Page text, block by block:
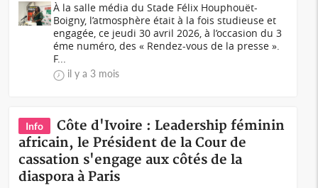
À la salle média du Stade Félix Houphouët-
Boigny, l’atmosphère était à la fois studieuse et
engagée, ce jeudi 30 avril 2026, à l’occasion du 3
éme numéro, des « Rendez-vous de la presse ».
F...
il y a 3 mois
Info
Côte d'Ivoire : Leadership féminin
africain, le Président de la Cour de
cassation s'engage aux côtés de la
diaspora à Paris